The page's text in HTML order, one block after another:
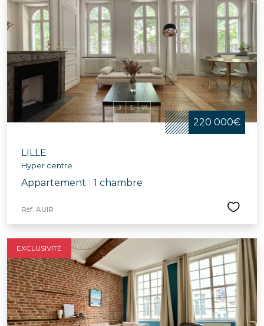
220 000€
LILLE
Hyper centre
Appartement 1 chambre
Réf. AUIR
EXCLUSIVITÉ